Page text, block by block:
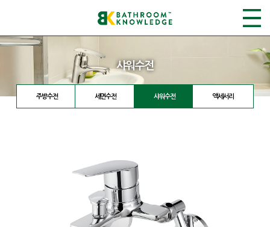
샤워수전
주방수전 세면수전 샤워수전 액세서리